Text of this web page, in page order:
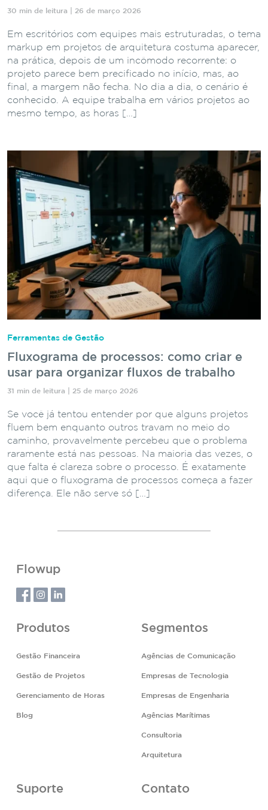
30 min de leitura | 26 de março 2026
Em escritórios com equipes mais estruturadas, o tema
markup em projetos de arquitetura costuma aparecer,
na prática, depois de um incômodo recorrente: o
projeto parece bem precificado no início, mas, ao
final, a margem não fecha. No dia a dia, o cenário é
conhecido. A equipe trabalha em vários projetos ao
mesmo tempo, as horas […]
Ferramentas de Gestão
Fluxograma de processos: como criar e
usar para organizar fluxos de trabalho
31 min de leitura | 25 de março 2026
Se você já tentou entender por que alguns projetos
fluem bem enquanto outros travam no meio do
caminho, provavelmente percebeu que o problema
raramente está nas pessoas. Na maioria das vezes, o
que falta é clareza sobre o processo. É exatamente
aqui que o fluxograma de processos começa a fazer
diferença. Ele não serve só […]
Flowup
Produtos
Gestão Financeira
Gestão de Projetos
Gerenciamento de Horas
Blog
Segmentos
Agências de Comunicação
Empresas de Tecnologia
Empresas de Engenharia
Agências Marítimas
Consultoria
Arquitetura
Suporte Contato